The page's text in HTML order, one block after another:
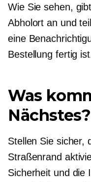
Wie Sie sehen,
Abholort an und
eine
Bestellung fertig
Was
Nächstes?
Stellen Sie sicher,
Straßenrand
Sicherheit und die